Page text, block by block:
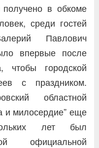
в обкоме
среди гостей
Павлович
впервые после
чтобы городской
с праздником.
областной
и милосердие” еще
лет был
официальной